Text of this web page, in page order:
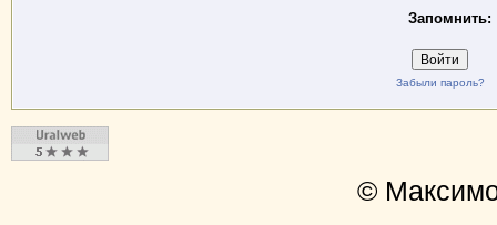
Запомнить:
Забыли пароль?
©